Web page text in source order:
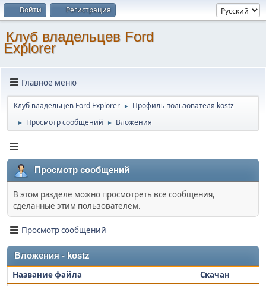
Войти Регистрация
Клуб владельцев Ford
Explorer
Главное меню
Клуб владельцев Ford Explorer ► Профиль пользователя kostz
► Просмотр сообщений ► Вложения
Просмотр сообщений
В этом разделе можно просмотреть все сообщения,
сделанные этим пользователем.
Просмотр сообщений
Вложения - kostz
Название файла
Скачан